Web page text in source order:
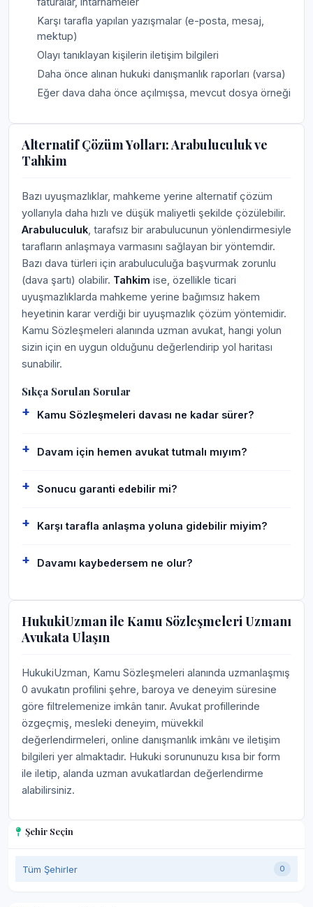
Şehir Seçin
Tüm Şehirler 0
Karşı tarafla yapılan yazışmalar (e-posta, mesaj,
mektup)
Olayı tanıklayan kişilerin iletişim bilgileri
Daha önce alınan hukuki danışmanlık raporları (varsa)
Eğer dava daha önce açılmışsa, mevcut dosya örneği
Alternatif Çözüm Yolları: Arabuluculuk ve
Tahkim
Bazı uyuşmazlıklar, mahkeme yerine alternatif çözüm
yollarıyla daha hızlı ve düşük maliyetli şekilde çözülebilir.
Arabuluculuk , tarafsız bir arabulucunun yönlendirmesiyle
tarafların anlaşmaya varmasını sağlayan bir yöntemdir.
Bazı dava türleri için arabuluculuğa başvurmak zorunlu
(dava şartı) olabilir. Tahkim ise, özellikle ticari
uyuşmazlıklarda mahkeme yerine bağımsız hakem
heyetinin karar verdiği bir uyuşmazlık çözüm yöntemidir.
Kamu Sözleşmeleri alanında uzman avukat, hangi yolun
sizin için en uygun olduğunu değerlendirip yol haritası
sunabilir.
Sıkça Sorulan Sorular
Kamu Sözleşmeleri davası ne kadar sürer?
Davam için hemen avukat tutmalı mıyım?
Sonucu garanti edebilir mi?
Karşı tarafla anlaşma yoluna gidebilir miyim?
Davamı kaybedersem ne olur?
HukukiUzman ile Kamu Sözleşmeleri Uzmanı
Avukata Ulaşın
HukukiUzman, Kamu Sözleşmeleri alanında uzmanlaşmış
0 avukatın profilini şehre, baroya ve deneyim süresine
göre filtrelemenize imkân tanır. Avukat profillerinde
özgeçmiş, mesleki deneyim, müvekkil
değerlendirmeleri, online danışmanlık imkânı ve iletişim
bilgileri yer almaktadır. Hukuki sorununuzu kısa bir form
ile iletip, alanda uzman avukatlardan değerlendirme
alabilirsiniz.